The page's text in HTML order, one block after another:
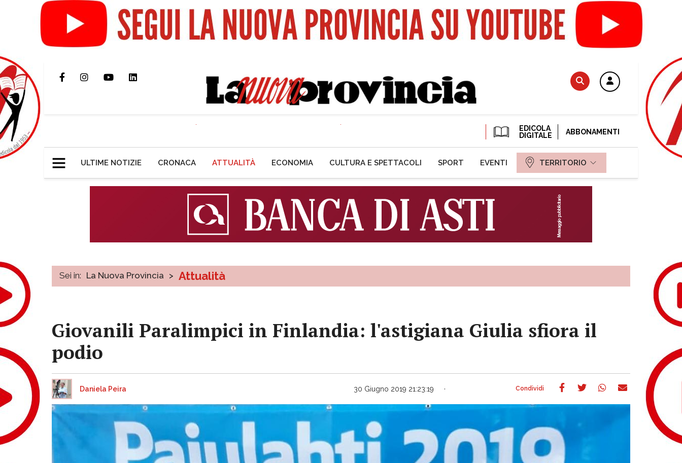
EDICOLA
DIGITALE
ABBONAMENTI
ULTIME NOTIZIE CRONACA ATTUALITÀ ECONOMIA CULTURA E SPETTACOLI SPORT EVENTI TERRITORIO
Sei in: La Nuova Provincia > Attualità
Giovanili Paralimpici in Finlandia: l'astigiana Giulia sfiora il
podio
Daniela Peira 30 Giugno 2019 21:23:19